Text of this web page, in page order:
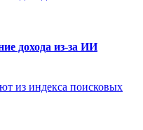
дохода из-за ИИ